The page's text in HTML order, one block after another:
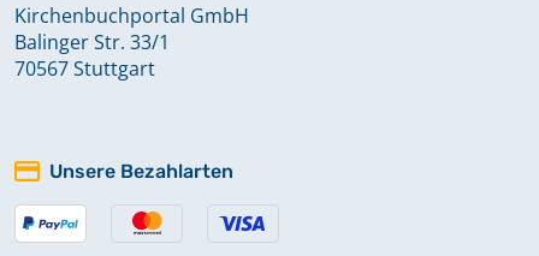
Kirchenbuchportal GmbH
Balinger Str. 33/1
70567 Stuttgart
Unsere Bezahlarten